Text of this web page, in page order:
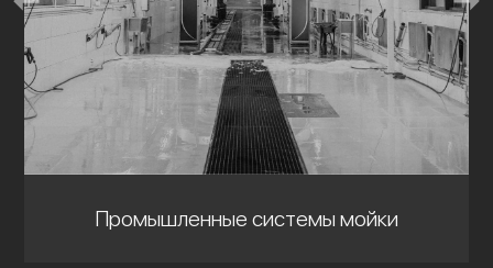
Промышленные системы мойки